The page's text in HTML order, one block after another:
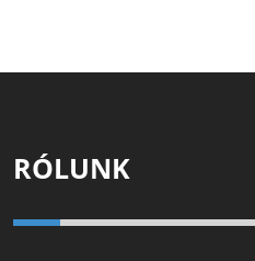
RÓLUNK